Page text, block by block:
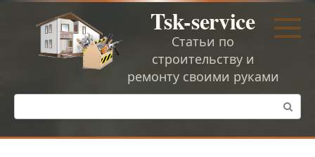
Перейти
Tsk-service
Статьи по
строительству и
ремонту своими руками
Поиск: